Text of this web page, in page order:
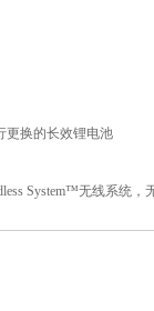
更换的长效锂电池
System™无线系统，